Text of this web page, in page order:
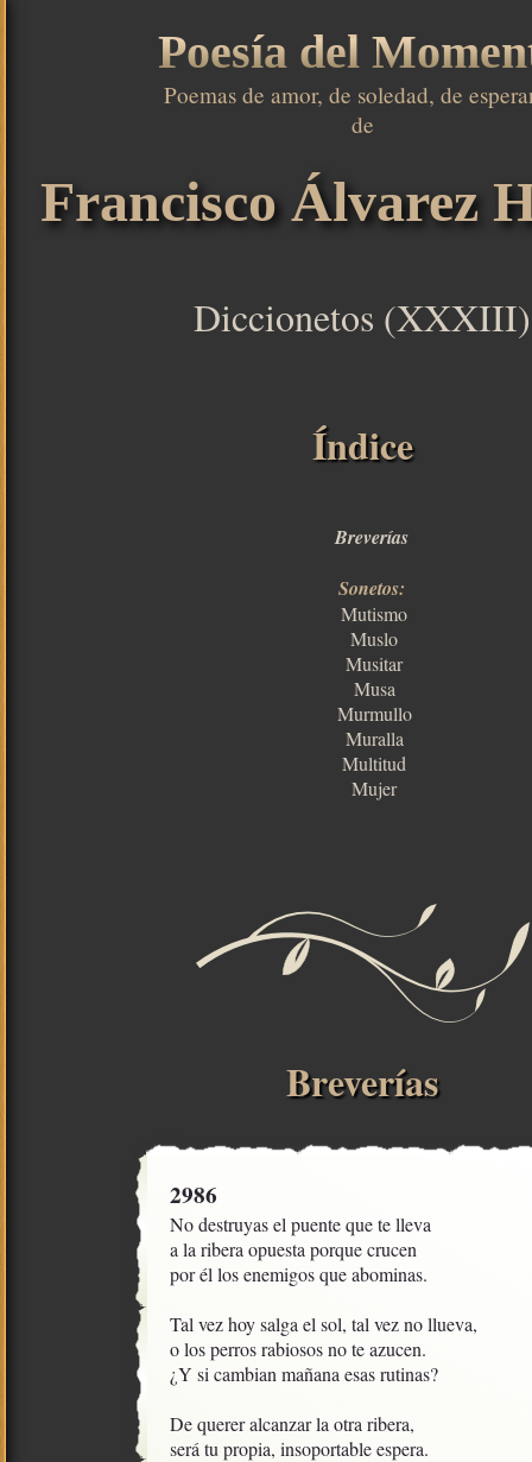
Poesía del
Poemas de amor, de soledad, de
de
Francisco Álvarez
Diccionetos (XXXIII)
Índice
Breverías
Sonetos:
Mutismo
Muslo
Musitar
Musa
Murmullo
Muralla
Multitud
Mujer
Breverías
2986
No destruyas el puente que te lleva
a la ribera opuesta porque crucen
por él los enemigos que abominas.
Tal vez hoy salga el sol, tal vez no llueva,
o los perros rabiosos no te azucen.
¿Y si cambian mañana esas rutinas?
De querer alcanzar la otra ribera,
será tu propia, insoportable espera.